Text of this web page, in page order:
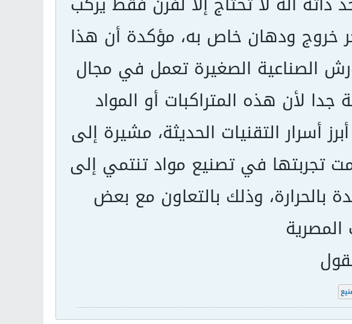
خروج ودهان خاص به، مؤكدة أن هذا
الصناعية الصغيرة تعمل في مجال
جدا لأن هذه المتراكبات أو المواد
أسرار التقنيات الحديثة، مشيرة إلى
تجربتها في تصنيع مواد تنتمي إلى
بالحرارة، وذلك بالتعاون مع بعض